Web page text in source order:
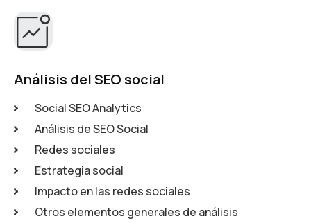
Análisis del SEO social
Social SEO Analytics
Análisis de SEO Social
Redes sociales
Estrategia social
Impacto en las redes sociales
Otros elementos generales de análisis